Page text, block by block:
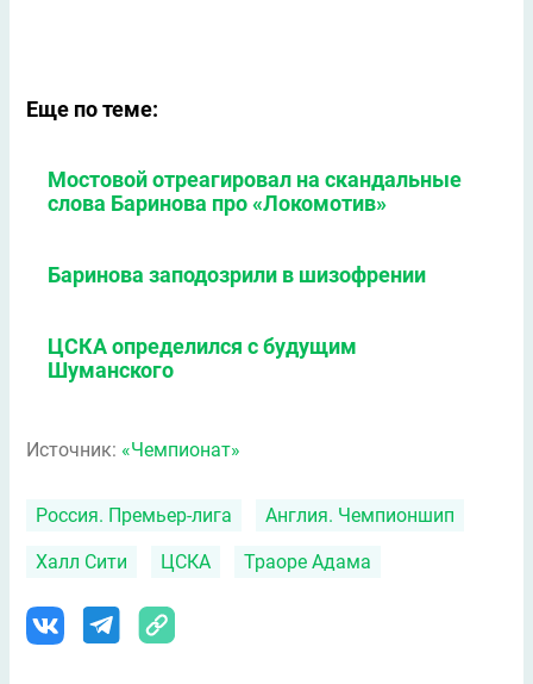
Еще по теме:
Мостовой отреагировал на скандальные
слова Баринова про «Локомотив»
Баринова заподозрили в шизофрении
ЦСКА определился с будущим
Шуманского
Источник: «Чемпионат»
Россия. Премьер-лига Англия. Чемпионшип
Халл Сити ЦСКА Траоре Адама